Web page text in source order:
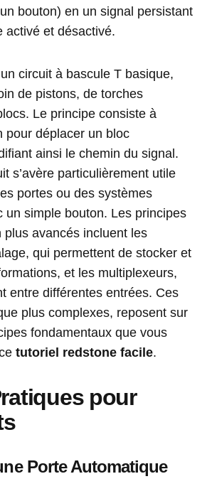
bouton) en un signal persistant
activé et désactivé.
circuit à bascule T basique,
de pistons, de torches
Le principe consiste à
pour déplacer un bloc
ainsi le chemin du signal.
s’avère particulièrement utile
portes ou des systèmes
un simple bouton. Les principes
plus avancés incluent les
qui permettent de stocker et
et les multiplexeurs,
entre différentes entrées. Ces
plus complexes, reposent sur
fondamentaux que vous
tutoriel redstone facile.
pour
Porte Automatique